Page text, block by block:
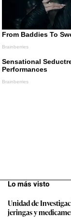
Lo más visto
Unidad de
jeringas y